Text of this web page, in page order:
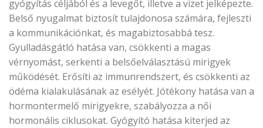
gyógyítás céljából és a levegőt, illetve a vizet jelképezte.
Belső nyugalmat biztosít tulajdonosa számára, fejleszti
a kommunikációnkat, és magabiztosabbá tesz.
Gyulladásgátló hatása van, csökkenti a magas
vérnyomást, serkenti a belsőelválasztású mirigyek
működését. Erősíti az immunrendszert, és csökkenti az
ödéma kialakulásának az esélyét. Jótékony hatása van a
hormontermelő mirigyekre, szabályozza a női
hormonális ciklusokat. Gyógyító hatása kiterjed az